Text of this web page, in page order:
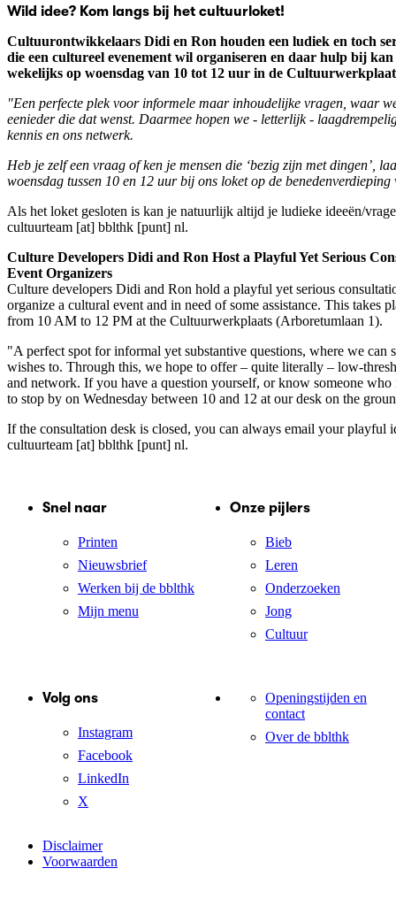
Wild idee? Kom langs bij het cultuurloket!
Cultuurontwikkelaars Didi en Ron houden een ludiek en toch
die een cultureel evenement wil organiseren en daar hulp bij
wekelijks op woensdag van 10 tot 12 uur in de
"Een perfecte plek voor informele maar inhoudelijke vragen, waar
eenieder die dat wenst. Daarmee hopen we - letterlijk -
kennis en ons netwerk.
Heb je zelf een vraag of ken je mensen die ‘bezig zijn met dingen’,
woensdag tussen 10 en 12 uur bij ons loket op de
Als het loket gesloten is kan je natuurlijk altijd je ludieke ideeën/
cultuurteam [at] bblthk [punt] nl.
Culture Developers Didi and Ron Host a Playful Yet Serious
Event Organizers
Culture developers Didi and Ron hold a playful yet serious
organize a cultural event and in need of some assistance. This takes
from 10 AM to 12 PM at the Cultuurwerkplaats (Arboretumlaan 1).
"A perfect spot for informal yet substantive questions, where we can
wishes to. Through this, we hope to offer – quite literally – low-
and network. If you have a question yourself, or know someone who
to stop by on Wednesday between 10 and 12 at our desk on the
If the consultation desk is closed, you can always email your playful
cultuurteam [at] bblthk [punt] nl.
Snel naar
Printen
Nieuwsbrief
Werken bij de bblthk
Mijn menu
Onze pijlers
Bieb
Leren
Onderzoeken
Jong
Cultuur
Volg ons
Instagram
Facebook
LinkedIn
X
Openingstijden en
contact
Over de bblthk
Disclaimer
Voorwaarden